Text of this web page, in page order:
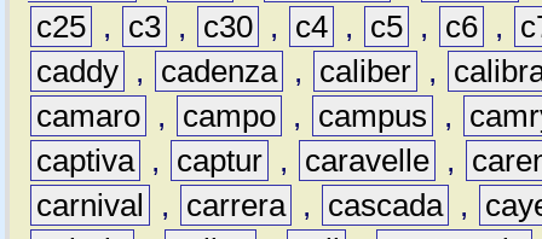
c25 , c3 , c30 , c4 , c5 , c6 ,
caddy , cadenza , caliber ,
camaro , campo , campus ,
captiva , captur , caravelle ,
carnival
, carrera , cascada ,